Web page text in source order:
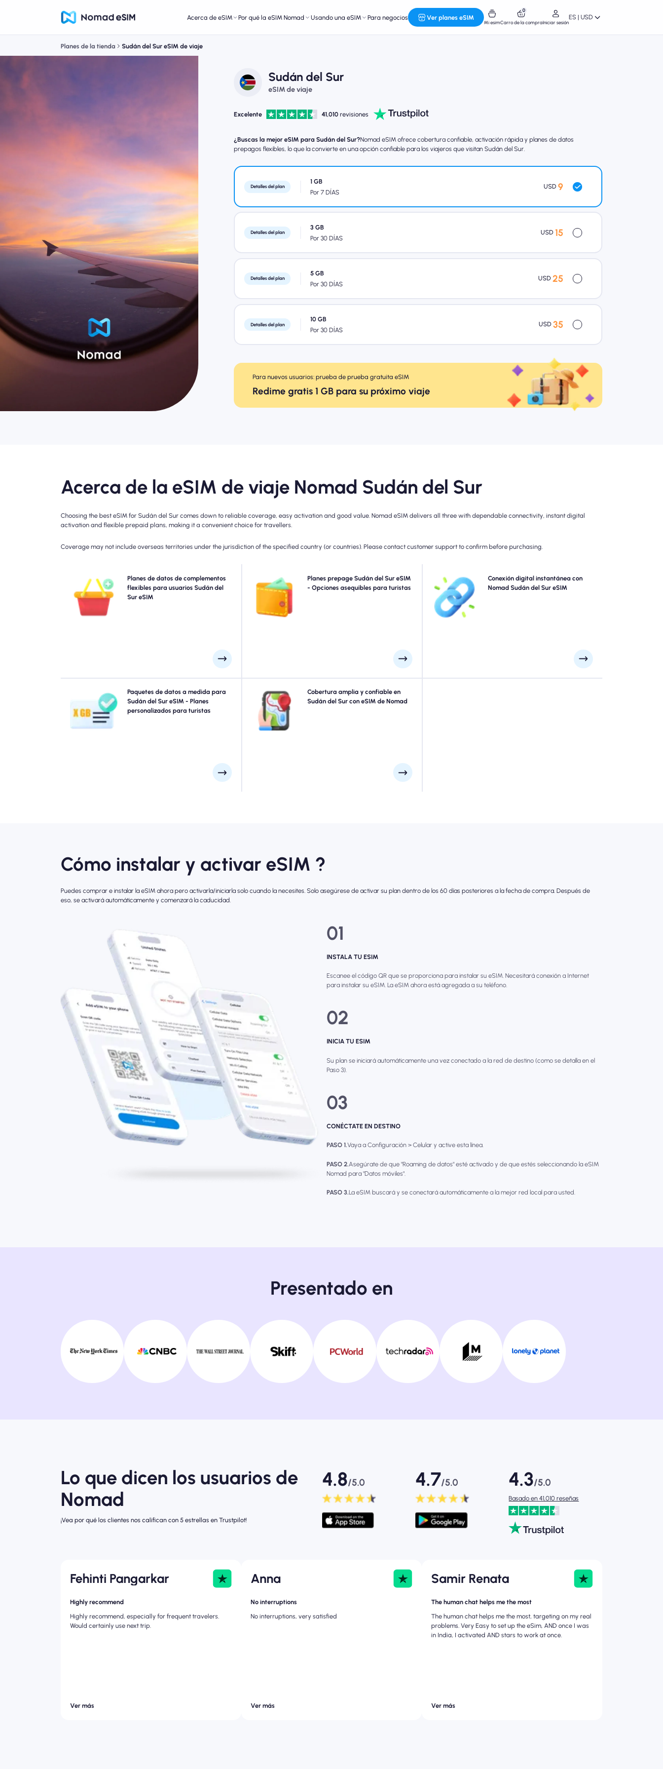
Acerca de eSIM Por qué la eSIM Nomad Usando una eSIM Para negocios Ver planes eSIM
Mi esim
0
Carro de la compraIniciar sesión
ES | USD
Planes de la tienda Sudán del Sur eSIM de viaje
Sudán del Sur
eSIM de viaje
Excelente 41,010 revisiones
¿Buscas la mejor eSIM para Sudán del Sur?Nomad eSIM ofrece cobertura confiable, activación rápida y planes de datos
prepagos flexibles, lo que la convierte en una opción confiable para los viajeros que visitan Sudán del Sur.
Detalles del plan
1 GB
Por 7 DÍAS
USD 9
Detalles del plan
3 GB
Por 30 DÍAS
USD 15
Detalles del plan
5 GB
Por 30 DÍAS
USD 25
Detalles del plan
10 GB
Por 30 DÍAS
USD 35
Para nuevos usuarios: prueba de prueba gratuita eSIM
Redime gratis 1 GB para su próximo viaje
Acerca de la eSIM de viaje Nomad Sudán del Sur
Choosing the best eSIM for Sudán del Sur comes down to reliable coverage, easy activation and good value. Nomad eSIM delivers all three with dependable connectivity, instant digital
activation and flexible prepaid plans, making it a convenient choice for travellers.
Coverage may not include overseas territories under the jurisdiction of the specified country (or countries). Please contact customer support to confirm before purchasing.
Planes de datos de complementos
flexibles para usuarios Sudán del
Sur eSIM
¿Necesita más datos o extender su plan? Simplemente
compre un complemento a su Sudán del Sur eSIM para
continuar disfrutando de la conectividad 5G/4G
perfecta. Cuando su plan inicial expira, su complemento
se activa automáticamente que usted se conecta sin
Planes prepage Sudán del Sur eSIM
- Opciones asequibles para turistas
Elija nuestros planes eSIM prepages Sudán del Sur para
la conectividad 4G/5G sin problemas. Pague por
adelantado para evitar sorpresas de facturación
posterior al viaje y mantener un control completo sobre
Conexión digital instantánea con
Nomad Sudán del Sur eSIM
Omita las colas y olvide los sims físicos. Active su nomad
Sudán del Sur eSIM instantáneamente desde su
dispositivo para una conectividad rápida de 4G/5G.
Conéctese en línea en el momento en que llegue al
Paquetes de datos a medida para
Sudán del Sur eSIM - Planes
personalizados para turistas
¿Viajando a Sudán del Sur? Elija entre nuestros
paquetes de datos eSIM Sudán del Sur diseñados para
satisfacer todas las necesidades, con conectividad
4G/5G perfecta. Algunos de nuestros eSIM requieren
activación manual, consulte su correo electrónico de
Cobertura amplia y confiable en
Sudán del Sur con eSIM de Nomad
Explore Sudán del Sur con confianza usando el Sudán
del Sur eSIM de Nomad, proporcionando una cobertura
confiable de 4G/5G en las principales atracciones y
distritos comerciales de la ciudad. Mantente conectado
Cómo instalar y activar eSIM ?
Puedes comprar e instalar la eSIM ahora pero activarla/iniciarla solo cuando la necesites. Solo asegúrese de activar su plan dentro de los 60 días posteriores a la fecha de compra. Después de
eso, se activará automáticamente y comenzará la caducidad.
01
INSTALA TU ESIM
Escanee el código QR que se proporciona para instalar su eSIM. Necesitará conexión a Internet
para instalar su eSIM. La eSIM ahora está agregada a su teléfono.
02
INICIA TU ESIM
Su plan se iniciará automáticamente una vez conectado a la red de destino (como se detalla en el
Paso 3).
03
CONÉCTATE EN DESTINO
PASO 1.Vaya a Configuración > Celular y active esta línea.
PASO 2.Asegúrate de que "Roaming de datos" esté activado y de que estés seleccionando la eSIM
Nomad para "Datos móviles".
PASO 3.La eSIM buscará y se conectará automáticamente a la mejor red local para usted.
Presentado en
Lo que dicen los usuarios de
Nomad
¡Vea por qué los clientes nos califican con 5 estrellas en Trustpilot!
4.8/5.0 4.7/5.0 4.3/5.0
Basado en 41,010 reseñas
Fehinti Pangarkar
Highly recommend
Highly recommend, especially for frequent travelers.
Would certainly use next trip.
Ver más
Anna
No interruptions
No interruptions, very satisfied
Ver más
Samir Renata
The human chat helps me the most
The human chat helps me the most, targeting on my real
problems. Very Easy to set up the eSim, AND once I was
in India, I activated AND stars to work at once.
Ver más